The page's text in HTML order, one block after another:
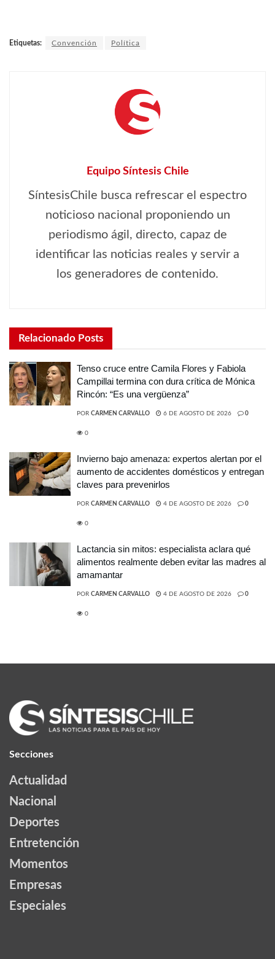
Etiquetas: Convención Política
Equipo Síntesis Chile
SíntesisChile busca refrescar el espectro
noticioso nacional proponiendo un
periodismo ágil, directo, capaz de
identificar las noticias reales y servir a
los generadores de contenido.
Relacionado Posts
Tenso cruce entre Camila Flores y Fabiola
Campillai termina con dura crítica de Mónica
Rincón: “Es una vergüenza”
POR CARMEN CARVALLO 6 DE AGOSTO DE 2026 0
0
Invierno bajo amenaza: expertos alertan por el
aumento de accidentes domésticos y entregan
claves para prevenirlos
POR CARMEN CARVALLO 4 DE AGOSTO DE 2026 0
0
Lactancia sin mitos: especialista aclara qué
alimentos realmente deben evitar las madres al
amamantar
POR CARMEN CARVALLO 4 DE AGOSTO DE 2026 0
0
Secciones
Actualidad
Nacional
Deportes
Entretención
Momentos
Empresas
Especiales